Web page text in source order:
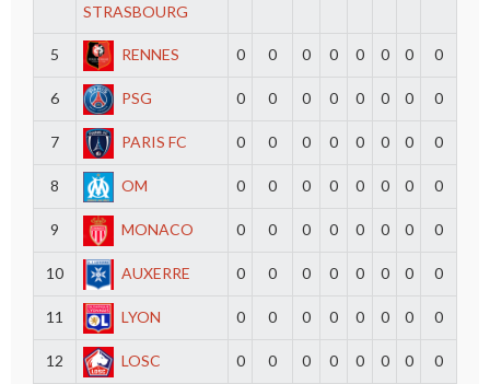
STRASBOURG
5 RENNES 0 0 0 0 0 0 0 0
6 PSG 0 0 0 0 0 0 0 0
7 PARIS FC 0 0 0 0 0 0 0 0
8 OM 0 0 0 0 0 0 0 0
9 MONACO 0 0 0 0 0 0 0 0
10 AUXERRE 0 0 0 0 0 0 0 0
11 LYON 0 0 0 0 0 0 0 0
12 LOSC 0 0 0 0 0 0 0 0